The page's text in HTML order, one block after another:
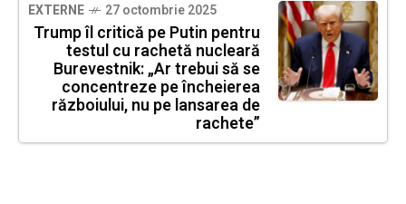
EXTERNE 27 octombrie 2025
Trump îl critică pe Putin pentru
testul cu rachetă nucleară
Burevestnik: „Ar trebui să se
concentreze pe încheierea
războiului, nu pe lansarea de
rachete”